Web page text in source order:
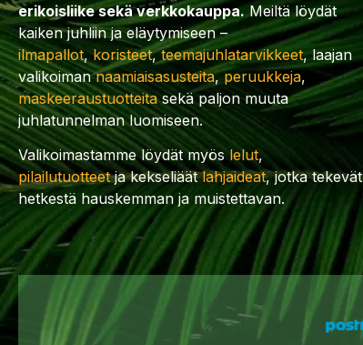
erikoisliike sekä verkkokauppa.Meiltä löydät
kaiken juhliin ja eläytymiseen –
ilmapallot,koristeet,teemajuhlatarvikkeet, laajan
valikoimannaamiaisasusteita,peruukkeja,
maskeeraustuotteitasekä paljon muuta
juhlatunnelman luomiseen.
Valikoimastamme löydät myöslelut,
pilailutuotteetja kekseliäätlahjaideat, jotka tekevät
hetkestä hauskemman ja muistettavan.